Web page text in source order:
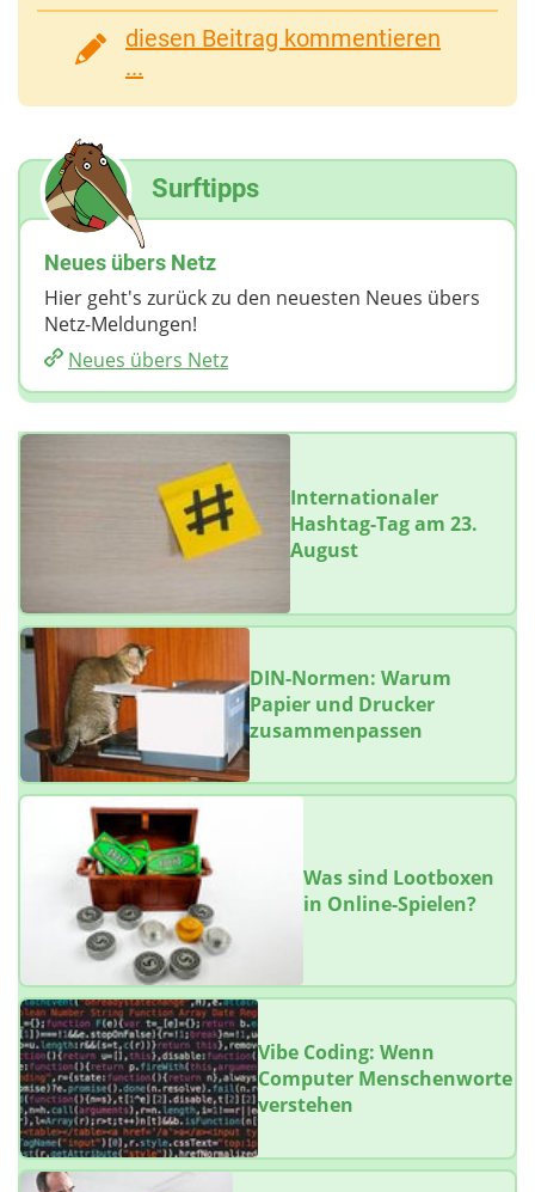
diesen Beitrag kommentieren
...
Surftipps
Neues übers Netz
Hier geht's zurück zu den neuesten Neues übers
Netz-Meldungen!
Neues übers Netz
Internationaler
Hashtag-Tag am 23.
August
DIN-Normen: Warum
Papier und Drucker
zusammenpassen
Was sind Lootboxen
in Online-Spielen?
Vibe Coding: Wenn
Computer Menschenworte
verstehen